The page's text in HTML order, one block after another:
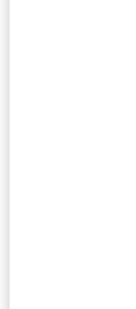
recommandée
6 comprimés
La posologie
effervescent à
cas de besoin
minimum. En
fièvre plus
effervescents à
cas de besoin
sans
La posologie
recommandée
4 comprimés
La posologie
effervescent à
cas de besoin
minimum. En
fièvre plus
effervescents à
cas de besoin
sans